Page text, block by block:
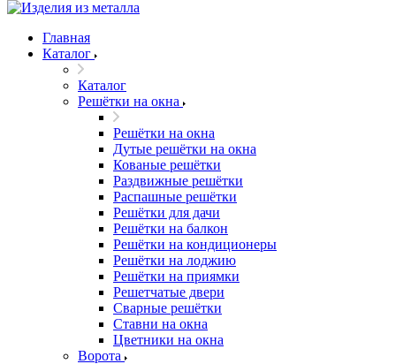
Главная
Каталог
Каталог
Решётки на окна
Решётки на окна
Дутые решётки на окна
Кованые решётки
Раздвижные решётки
Распашные решётки
Решётки для дачи
Решётки на балкон
Решётки на кондиционеры
Решётки на лоджию
Решётки на приямки
Решетчатые двери
Сварные решётки
Ставни на окна
Цветники на окна
Ворота